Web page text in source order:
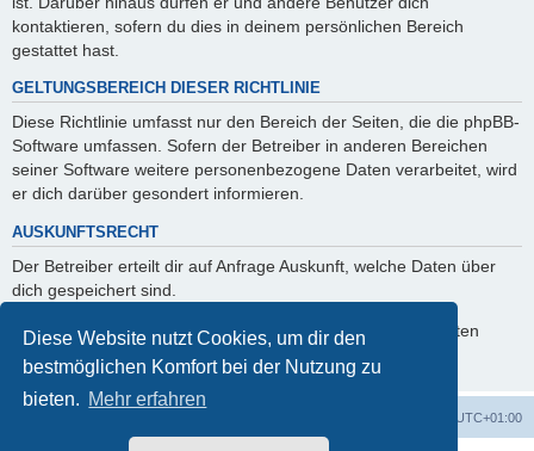
Diese Website nutzt Cookies, um dir den
bestmöglichen Komfort bei der Nutzung zu
bieten. Mehr erfahren
kontaktieren, sofern du dies in deinem persönlichen Bereich
gestattet hast.
GELTUNGSBEREICH DIESER RICHTLINIE
Diese Richtlinie umfasst nur den Bereich der Seiten, die die phpBB-
Software umfassen. Sofern der Betreiber in anderen Bereichen
seiner Software weitere personenbezogene Daten verarbeitet, wird
er dich darüber gesondert informieren.
AUSKUNFTSRECHT
Der Betreiber erteilt dir auf Anfrage Auskunft, welche Daten über
dich gespeichert sind.
Du kannst jederzeit die Löschung bzw. Sperrung deiner Daten
verlangen. Kontaktiere hierzu bitte den Betreiber.
UTC+01:00